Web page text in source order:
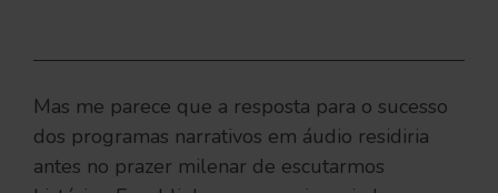
Mas me parece que a resposta para o sucesso
dos programas narrativos em áudio residiria
antes no prazer milenar de escutarmos